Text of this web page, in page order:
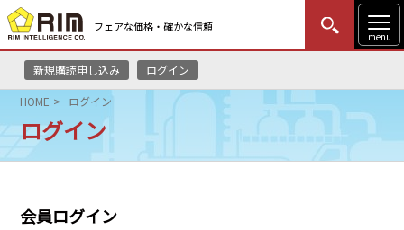
フェアな価格・確かな信頼
menu
新規購読申し込み ログイン
MENU
はじめての方
HOME
リムレポート
HOME ログイン
ログイン
会員ログイン